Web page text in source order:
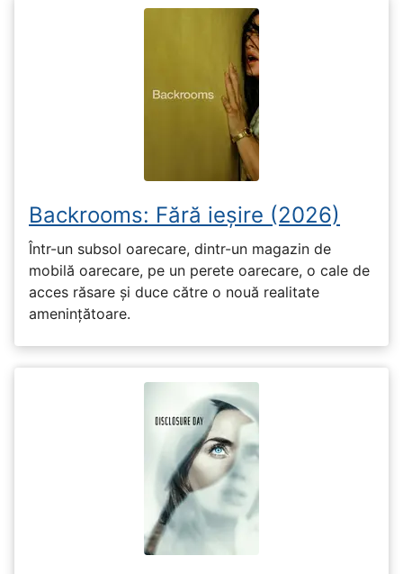
Backrooms: Fără ieșire (2026)
Într-un subsol oarecare, dintr-un magazin de
mobilă oarecare, pe un perete oarecare, o cale de
acces răsare și duce către o nouă realitate
amenințătoare.